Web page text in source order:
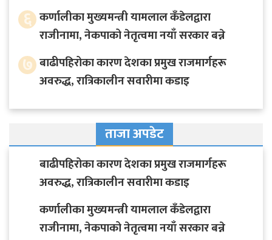
६ कर्णालीका मुख्यमन्त्री यामलाल कँडेलद्वारा
राजीनामा, नेकपाको नेतृत्वमा नयाँ सरकार बन्ने
७ बाढीपहिरोका कारण देशका प्रमुख राजमार्गहरू
अवरुद्ध, रात्रिकालीन सवारीमा कडाइ
ताजा अपडेट
बाढीपहिरोका कारण देशका प्रमुख राजमार्गहरू
अवरुद्ध, रात्रिकालीन सवारीमा कडाइ
कर्णालीका मुख्यमन्त्री यामलाल कँडेलद्वारा
राजीनामा, नेकपाको नेतृत्वमा नयाँ सरकार बन्ने